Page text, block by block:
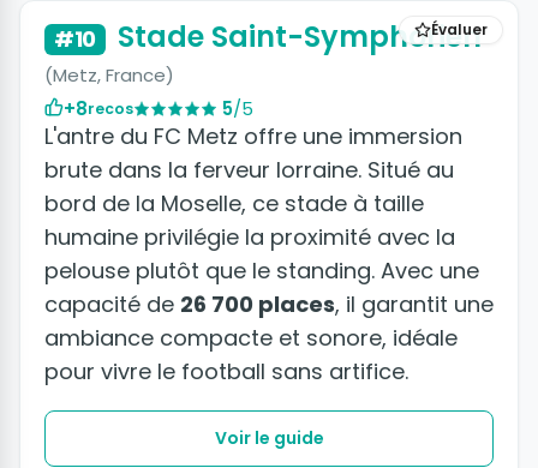
Évaluer
#10 Stade Saint-Symphorien
(Metz, France)
+8recos 5/5
L'antre du FC Metz offre une immersion
brute dans la ferveur lorraine. Situé au
bord de la Moselle, ce stade à taille
humaine privilégie la proximité avec la
pelouse plutôt que le standing. Avec une
capacité de 26 700 places, il garantit une
ambiance compacte et sonore, idéale
pour vivre le football sans artifice.
Voir le guide